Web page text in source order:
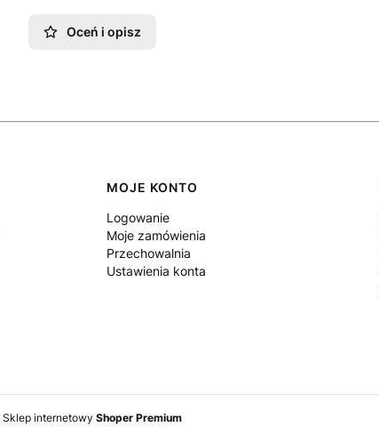
Oceń i opisz
MOJE KONTO
Logowanie
Moje zamówienia
Przechowalnia
Ustawienia konta
Sklep internetowy Shoper Premium